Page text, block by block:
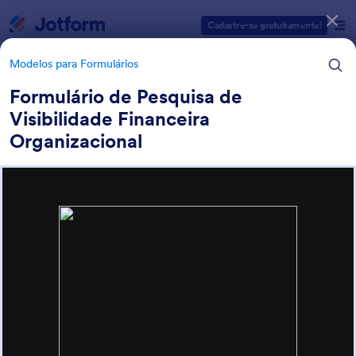
Cadastre-se gratuitamente!
Modelos para Formulários
Formulário de Pesquisa de
Visibilidade Financeira
Organizacional
Modelos para Formulários
Formulários para Pagamentos
Categorias de Modelos para Formulários